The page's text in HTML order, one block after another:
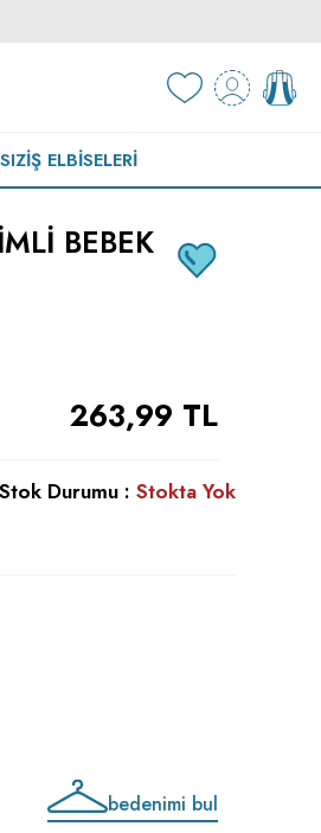
İŞ ELBISELERI
BEBEK
263,99 TL
Stok Durumu : Stokta Yok
bedenimi bul